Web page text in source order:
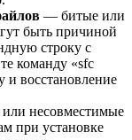
— битые или
быть причиной
строку с
команду «sfc
и восстановление
несовместимые
при установке